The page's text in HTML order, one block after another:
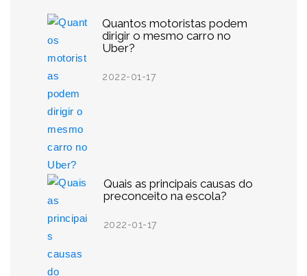
Quantos motoristas podem
dirigir o mesmo carro no
Uber?
2022-01-17
Quais as principais causas do
preconceito na escola?
2022-01-17